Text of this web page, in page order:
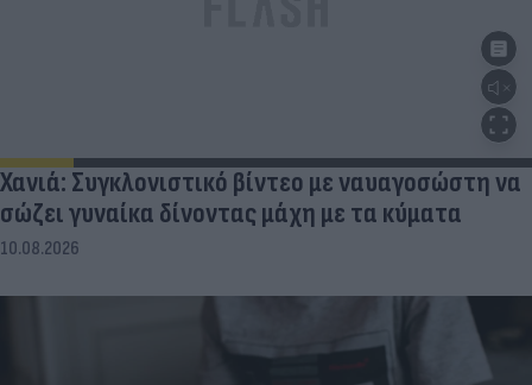
Χανιά: Συγκλονιστικό βίντεο με ναυαγοσώστη να
σώζει γυναίκα δίνοντας μάχη με τα κύματα
10.08.2026